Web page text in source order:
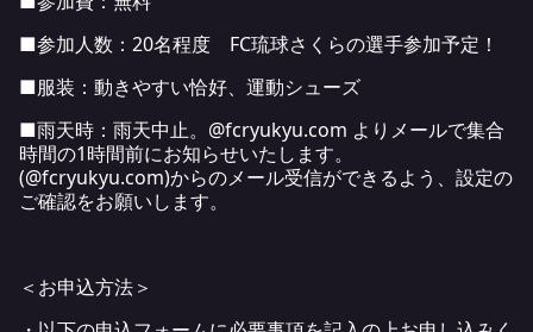
■参加人数：20名程度 FC琉球さくらの選手参加予定！
■服装：動きやすい恰好、運動シューズ
■雨天時：雨天中止。@fcryukyu.com よりメールで集合
時間の1時間前にお知らせいたします。
(@fcryukyu.com)からのメール受信ができるよう、設定の
ご確認をお願いします。
＜お申込方法＞